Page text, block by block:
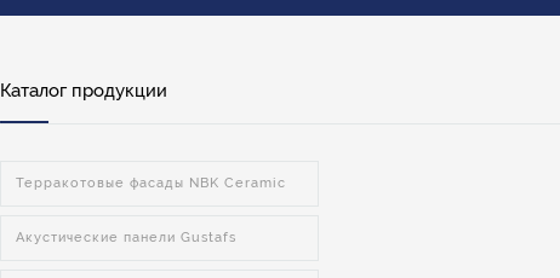
Каталог продукции
Терракотовые фасады NBK Ceramic
Акустические панели Gustafs